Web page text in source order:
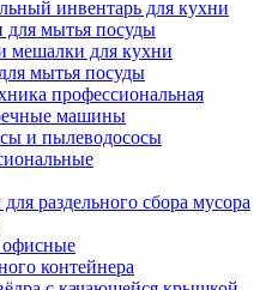
инвентарь для кухни
мытья посуды
мешалки для кухни
мытья посуды
профессиональная
машины
и пылеводососы
раздельного сбора мусора
офисные
контейнера